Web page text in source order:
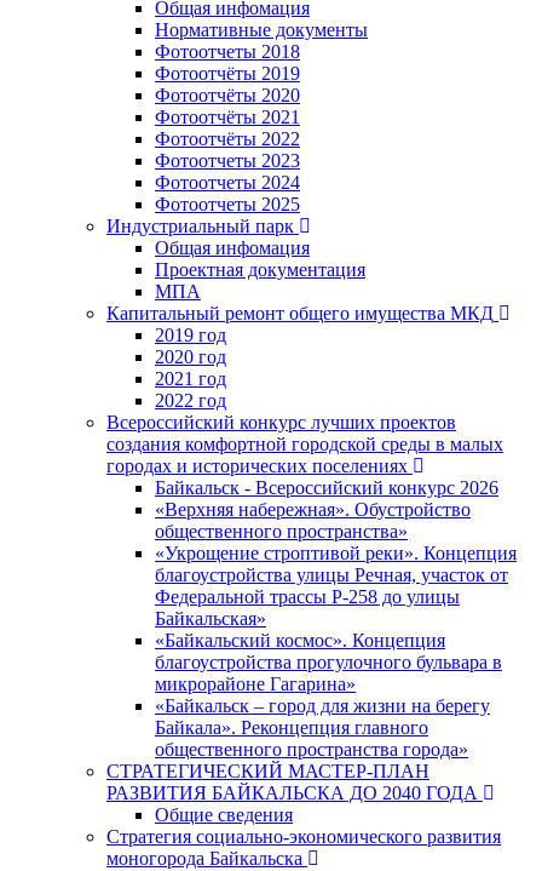
Общая инфомация
Нормативные документы
Фотоотчеты 2018
Фотоотчёты 2019
Фотоотчёты 2020
Фотоотчёты 2021
Фотоотчёты 2022
Фотоотчеты 2023
Фотоотчеты 2024
Фотоотчеты 2025
Индустриальный парк
Общая инфомация
Проектная документация
МПА
Капитальный ремонт общего имущества МКД
2019 год
2020 год
2021 год
2022 год
Всероссийский конкурс лучших проектов
создания комфортной городской среды в малых
городах и исторических поселениях
Байкальск - Всероссийский конкурс 2026
«Верхняя набережная». Обустройство
общественного пространства»
«Укрощение строптивой реки». Концепция
благоустройства улицы Речная, участок от
Федеральной трассы Р-258 до улицы
Байкальская»
«Байкальский космос». Концепция
благоустройства прогулочного бульвара в
микрорайоне Гагарина»
«Байкальск – город для жизни на берегу
Байкала». Реконцепция главного
общественного пространства города»
СТРАТЕГИЧЕСКИЙ МАСТЕР-ПЛАН
РАЗВИТИЯ БАЙКАЛЬСКА ДО 2040 ГОДА
Общие сведения
Стратегия социально-экономического развития
моногорода Байкальска